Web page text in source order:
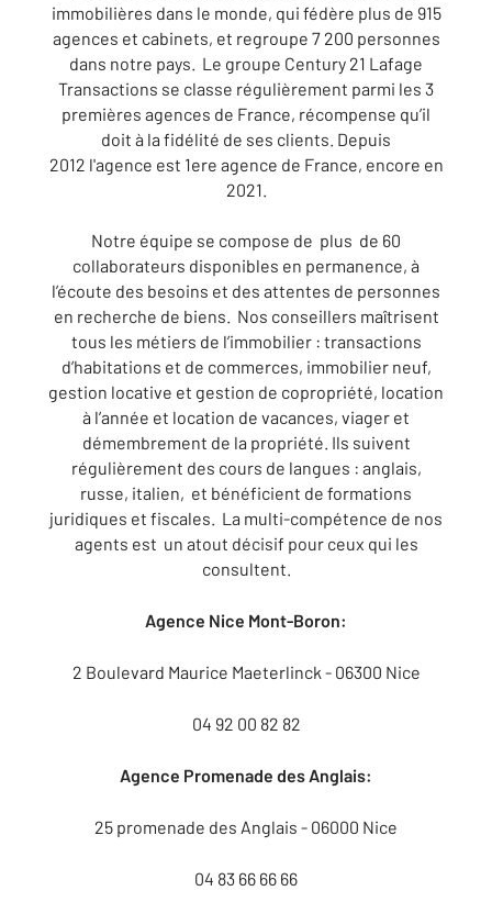
immobilières dans le monde, qui fédère plus de 915
agences et cabinets, et regroupe 7 200 personnes
dans notre pays. Le groupe Century 21 Lafage
Transactions se classe régulièrement parmi les 3
premières agences de France, récompense qu’il
doit à la fidélité de ses clients. Depuis
2012 l'agence est 1ere agence de France, encore en
2021.
Notre équipe se compose de plus de 60
collaborateurs disponibles en permanence, à
l’écoute des besoins et des attentes de personnes
en recherche de biens. Nos conseillers maîtrisent
tous les métiers de l’immobilier : transactions
d’habitations et de commerces, immobilier neuf,
gestion locative et gestion de copropriété, location
à l’année et location de vacances, viager et
démembrement de la propriété. Ils suivent
régulièrement des cours de langues : anglais,
russe, italien, et bénéficient de formations
juridiques et fiscales. La multi-compétence de nos
agents est un atout décisif pour ceux qui les
consultent.
Agence Nice Mont-Boron:
2 Boulevard Maurice Maeterlinck - 06300 Nice
04 92 00 82 82
Agence Promenade des Anglais:
25 promenade des Anglais - 06000 Nice
04 83 66 66 66